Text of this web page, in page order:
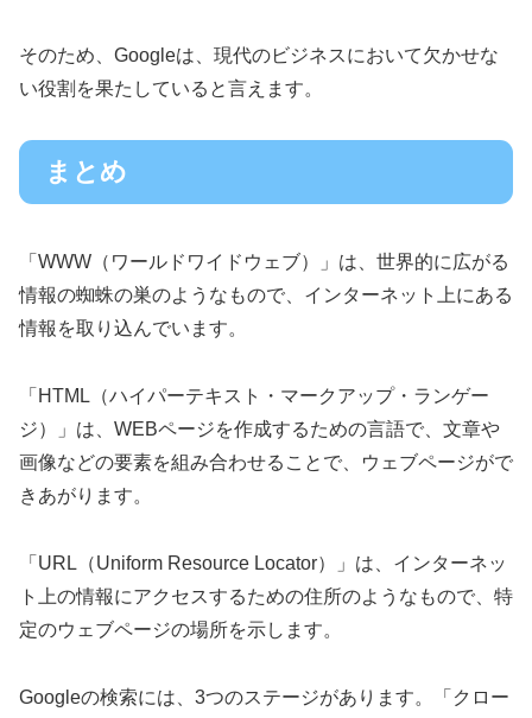
そのため、Googleは、現代のビジネスにおいて欠かせな
い役割を果たしていると言えます。
まとめ
「WWW（ワールドワイドウェブ）」は、世界的に広がる
情報の蜘蛛の巣のようなもので、インターネット上にある
情報を取り込んでいます。
「HTML（ハイパーテキスト・マークアップ・ランゲー
ジ）」は、WEBページを作成するための言語で、文章や
画像などの要素を組み合わせることで、ウェブページがで
きあがります。
「URL（Uniform Resource Locator）」は、インターネッ
ト上の情報にアクセスするための住所のようなもので、特
定のウェブページの場所を示します。
Googleの検索には、3つのステージがあります。「クロー